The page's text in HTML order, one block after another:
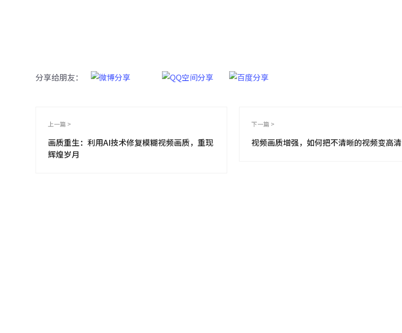
分享给朋友：
上一篇 >
画质重生：利用AI技术修复模糊视频画质，重现
辉煌岁月
下一篇 >
视频画质增强，如何把不清晰的视频变高清